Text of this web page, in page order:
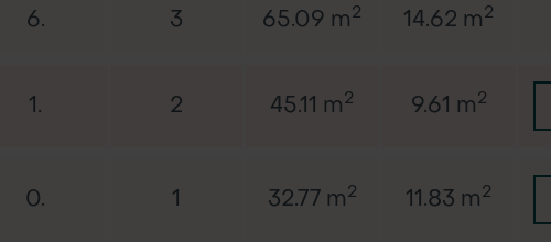
6. 3 65.09 m2 14.62 m2
1. 2 45.11 m2 9.61 m2
0. 1 32.77 m2 11.83 m2